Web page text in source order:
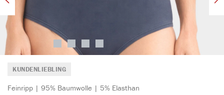
KUNDENLIEBLING
Feinripp | 95% Baumwolle | 5% Elasthan